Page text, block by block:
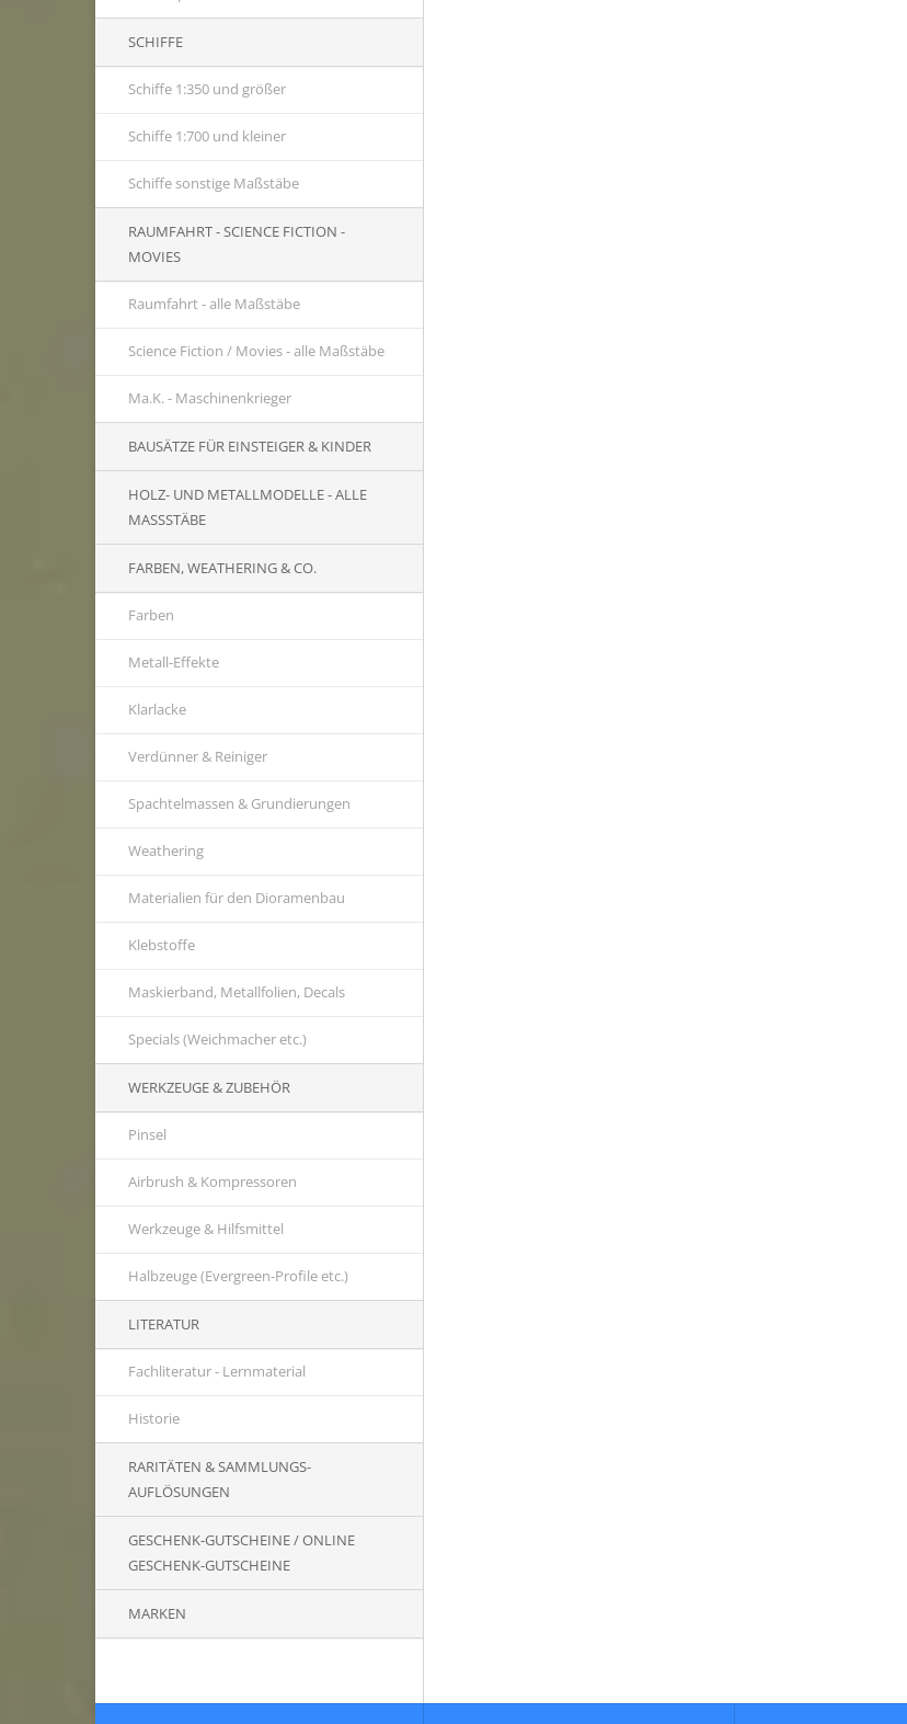
SCHIFFE
Schiffe 1:350 und größer
Schiffe 1:700 und kleiner
Schiffe sonstige Maßstäbe
RAUMFAHRT - SCIENCE FICTION -
MOVIES
Raumfahrt - alle Maßstäbe
Science Fiction / Movies - alle Maßstäbe
Ma.K. - Maschinenkrieger
BAUSÄTZE FÜR EINSTEIGER & KINDER
HOLZ- UND METALLMODELLE - ALLE
MASSSTÄBE
FARBEN, WEATHERING & CO.
Farben
Metall-Effekte
Klarlacke
Verdünner & Reiniger
Spachtelmassen & Grundierungen
Weathering
Materialien für den Dioramenbau
Klebstoffe
Maskierband, Metallfolien, Decals
Specials (Weichmacher etc.)
WERKZEUGE & ZUBEHÖR
Pinsel
Airbrush & Kompressoren
Werkzeuge & Hilfsmittel
Halbzeuge (Evergreen-Profile etc.)
LITERATUR
Fachliteratur - Lernmaterial
Historie
RARITÄTEN & SAMMLUNGS-
AUFLÖSUNGEN
GESCHENK-GUTSCHEINE / ONLINE
GESCHENK-GUTSCHEINE
MARKEN